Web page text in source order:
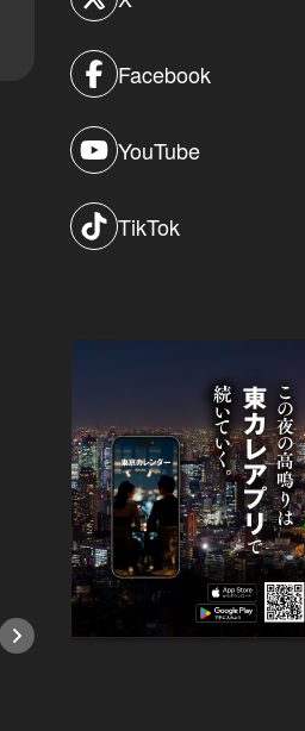
Facebook
YouTube
TikTok